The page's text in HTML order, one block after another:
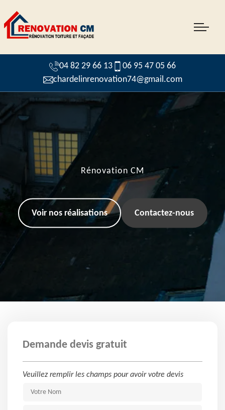
04 82 29 66 13
06 95 47 05 66
chardelinrenovation74@gmail.com
Rénovation CM
Voir nos réalisations Contactez-nous
Demande devis gratuit
Veuillez remplir les champs pour avoir votre devis